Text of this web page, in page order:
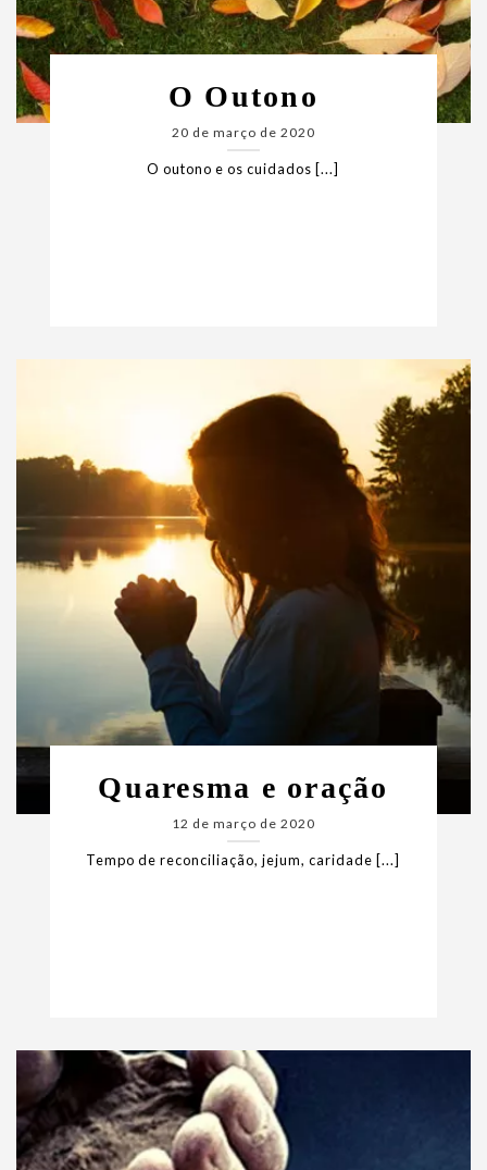
O Outono
20 de março de 2020
O outono e os cuidados [...]
Quaresma e oração
12 de março de 2020
Tempo de reconciliação, jejum, caridade [...]